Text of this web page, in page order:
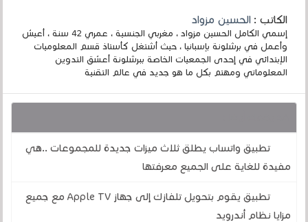
الكاتب :الحسين مزواد
إسمي الكامل الحسين مزواد ، مغربي الجنسية ، عمري 42 سنة ، أعيش
وأعمل في برشلونة بإسبانيا ، حيث أشتغل كأستاذ قسم المعلوميات
الإبتدائي في إحدى الجمعيات الخاصة ببرشلونة أعشق التدوين
المعلوماتي ومهتم بكل ما هو جديد في عالم التقنية
تطبيق واتساب يطلق ثلاث ميزات جديدة للمجموعات ..هي
مفيدة للغاية على الجميع معرفتها
تطبيق يقوم بتحويل تلفازك إلى جهاز Apple TV مع جميع
مزايا نظام أندرويد